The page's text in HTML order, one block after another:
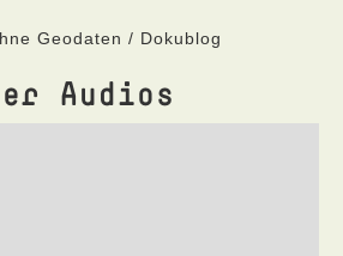
Geodaten / Dokublog
Audios